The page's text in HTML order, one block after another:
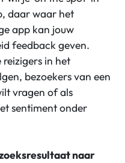
daar waar het
app kan jouw
feedback geven.
in het
bezoekers van een
vragen of als
sentiment onder
naar